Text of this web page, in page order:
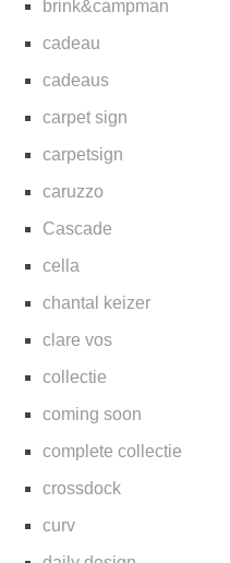
brink&campman
cadeau
cadeaus
carpet sign
carpetsign
caruzzo
Cascade
cella
chantal keizer
clare vos
collectie
coming soon
complete collectie
crossdock
curv